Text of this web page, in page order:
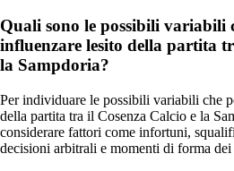
Quali sono le possibili variabili
influenzare lesito della partita
la Sampdoria?
Per individuare le possibili variabili che
della partita tra il Cosenza Calcio e la
considerare fattori come infortuni,
decisioni arbitrali e momenti di forma